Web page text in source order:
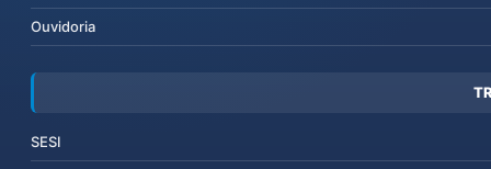
Ouvidoria
SESI